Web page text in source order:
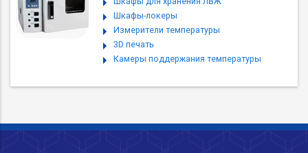
Шкафы-локеры
Измерители температуры
3D печать
Камеры поддержания температуры